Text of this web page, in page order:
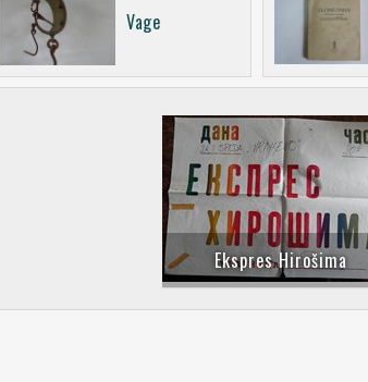
Vage
Ekspres Hirošima